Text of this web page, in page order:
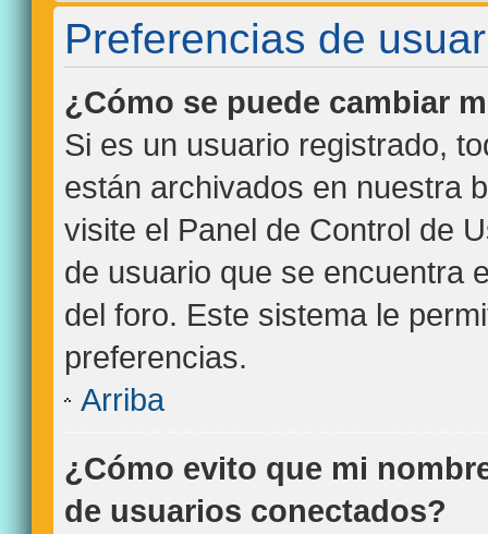
Preferencias de
¿Cómo se puede cambiar
Si es un usuario registrado,
están archivados en nuestra
visite el Panel de Control de
de usuario que se encuentra
del foro. Este sistema le
preferencias.
Arriba
¿Cómo evito que mi
de usuarios conectados?